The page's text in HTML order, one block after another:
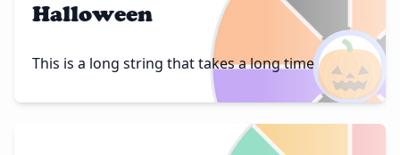
🎃
Halloween
This is a long string that takes a long time